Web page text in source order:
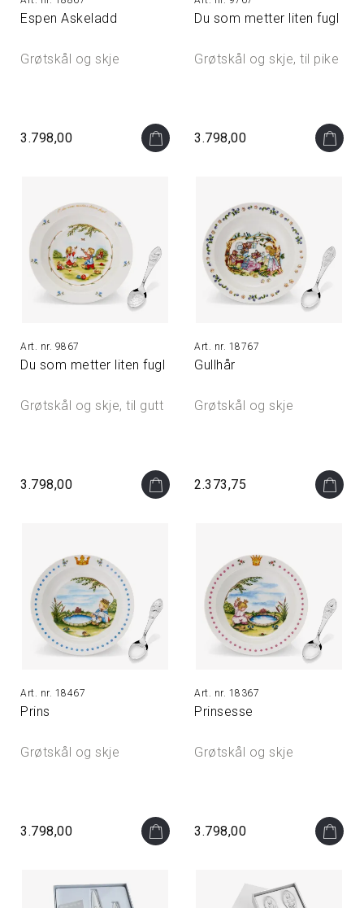
Espen Askeladd
Grøtskål og skje
3.798,00
Du som metter liten fugl
Grøtskål og skje, til pike
3.798,00
9867
Du som metter liten fugl
Grøtskål og skje, til gutt
3.798,00
18767
Gullhår
Grøtskål og skje
2.373,75
18467
Prins
Grøtskål og skje
3.798,00
18367
Prinsesse
Grøtskål og skje
3.798,00